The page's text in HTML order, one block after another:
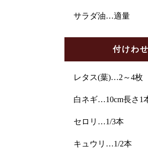
サラダ油…適量
付けわ
レタス(葉)…2～4枚
白ネギ…10cm長さ1
セロリ…1/3本
キュウリ…1/2本